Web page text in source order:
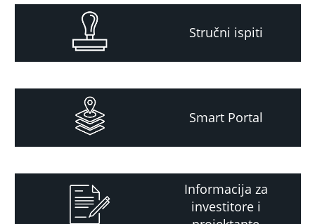
Stručni ispiti
Smart Portal
Informacija za
investitore i